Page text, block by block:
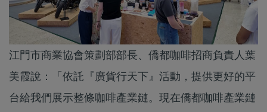
江門市商業協會策劃部部長、僑都咖啡招商負責人葉
美霞說：「依託『廣貨行天下』活動，提供更好的平
台給我們展示整條咖啡產業鏈。現在僑都咖啡產業鏈